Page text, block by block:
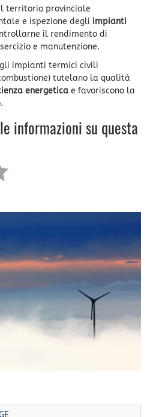
territorio provinciale
e ispezione degli impianti
il rendimento di
e manutenzione.
impianti termici civili
tutelano la qualità
energetica e favoriscono la
informazioni su questa